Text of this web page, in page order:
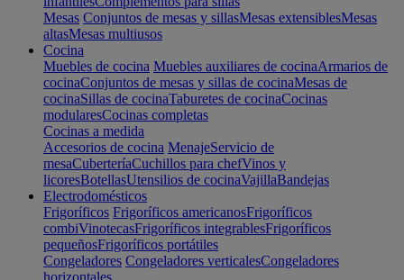
Mesas Conjuntos de mesas y sillasMesas extensiblesMesas
altasMesas multiusos
Cocina
Muebles de cocina Muebles auxiliares de cocinaArmarios de
cocinaConjuntos de mesas y sillas de cocinaMesas de
cocinaSillas de cocinaTaburetes de cocinaCocinas
modularesCocinas completas
Cocinas a medida
Accesorios de cocina MenajeServicio de
mesaCuberteríaCuchillos para chefVinos y
licoresBotellasUtensilios de cocinaVajillaBandejas
Electrodomésticos
Frigoríficos Frigoríficos americanosFrigoríficos
combiVinotecasFrigoríficos integrablesFrigoríficos
pequeñosFrigoríficos portátiles
Congeladores Congeladores verticalesCongeladores
horizontales